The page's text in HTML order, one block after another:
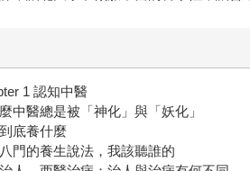
1 認知中醫
中醫總是被「神化」與「妖化」
底養什麼
門的養生說法，我該聽誰的